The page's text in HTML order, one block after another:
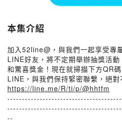
本集介紹
加入52line@，與我們一起享受專
LINE好友，將不定期舉辦抽獎活
和驚喜獎金！現在就掃描下方QR
LINE，與我們保持緊密聯繫，絕對
https://line.me/R/ti/p/@hhtfm
--